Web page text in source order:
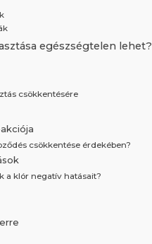
egészségtelen lehet?
csökkentésére
csökkentése érdekében?
a klór negatív hatásait?